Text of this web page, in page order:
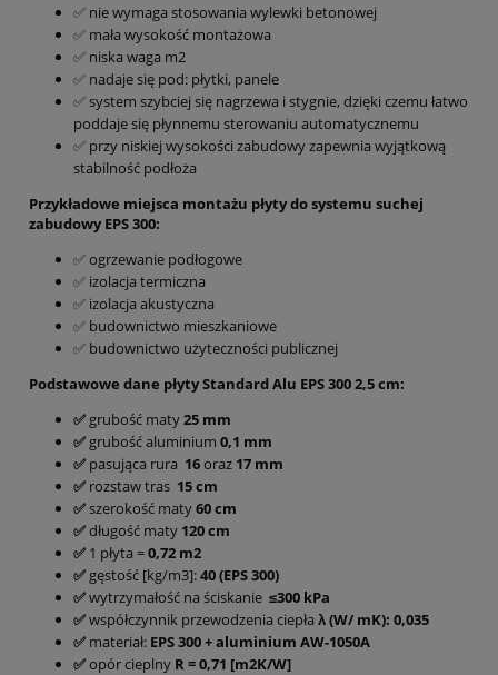
✅ nie wymaga stosowania wylewki betonowej
✅ mała wysokość montażowa
✅ niska waga m2
✅ nadaje się pod: płytki, panele
✅ system szybciej się nagrzewa i stygnie, dzięki czemu łatwo
poddaje się płynnemu sterowaniu automatycznemu
✅ przy niskiej wysokości zabudowy zapewnia wyjątkową
stabilność podłoża
Przykładowe miejsca montażu płyty do systemu suchej
zabudowy EPS 300:
✅ ogrzewanie podłogowe
✅ izolacja termiczna
✅ izolacja akustyczna
✅ budownictwo mieszkaniowe
✅ budownictwo użyteczności publicznej
Podstawowe dane płyty Standard Alu EPS 300 2,5 cm:
✅ grubość maty25 mm
✅ grubość aluminium 0,1 mm
✅ pasująca rura 16oraz 17 mm
✅ rozstaw tras 15 cm
✅szerokość maty60 cm
✅długość maty 120 cm
✅ 1 płyta =0,72 m2
✅ gęstość [kg/m3]:40 (EPS 300)
✅wytrzymałość na ściskanie ≤300 kPa
✅współczynnik przewodzenia ciepła λ(W/ mK): 0,035
✅ materiał: EPS 300 + aluminium AW-1050A
✅opór cieplny R = 0,71 [m2K/W]